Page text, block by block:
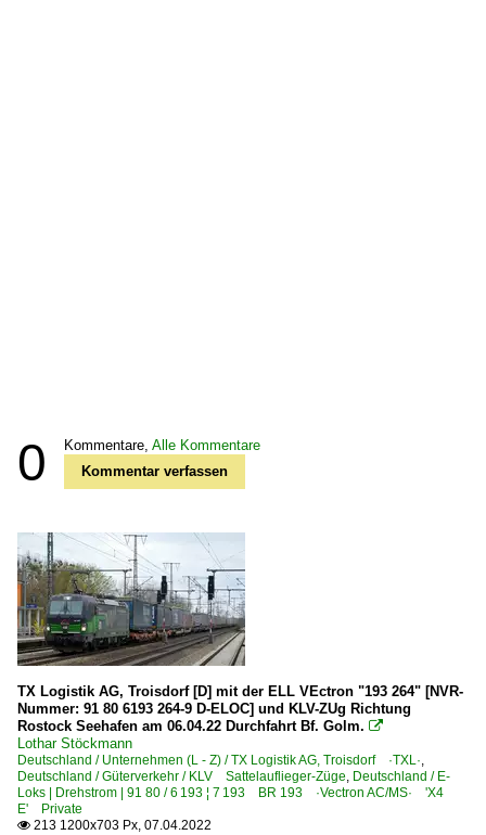
0 Kommentare, Alle Kommentare
Kommentar verfassen
TX Logistik AG, Troisdorf [D] mit der ELL VEctron "193 264" [NVR-
Nummer: 91 80 6193 264-9 D-ELOC] und KLV-ZUg Richtung
Rostock Seehafen am 06.04.22 Durchfahrt Bf. Golm. 
Lothar Stöckmann
Deutschland / Unternehmen (L - Z) / TX Logistik AG, Troisdorf ·TXL·,
Deutschland / Güterverkehr / KLV Sattelauflieger-Züge, Deutschland / E-
Loks | Drehstrom | 91 80 / 6 193 ¦ 7 193 BR 193 ·Vectron AC/MS· 'X4
E' Private
 213 1200x703 Px, 07.04.2022